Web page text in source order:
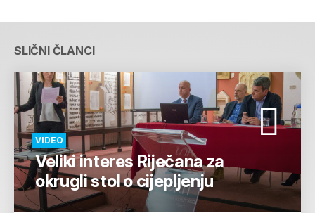
SLIČNI ČLANCI
VIDEO
Veliki interes Riječana za
okrugli stol o cijepljenju